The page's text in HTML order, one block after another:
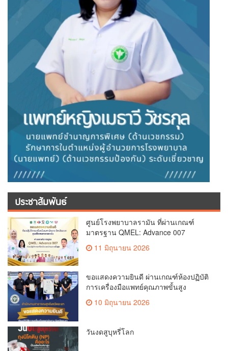
ประชาสัมพันธ์
ศูนย์โรงพยาบาลรามัน ที่ผ่านเกณฑ์
มาตรฐาน QMEL: Advance 007
11 มิถุนายน 2026
ขอแสดงความยินดี ผ่านเกณฑ์ห้องปฏิบัติ
การเครื่องมือแพทย์คุณภาพขั้นสูง
10 มิถุนายน 2026
วันงดสูบุหรี่โลก